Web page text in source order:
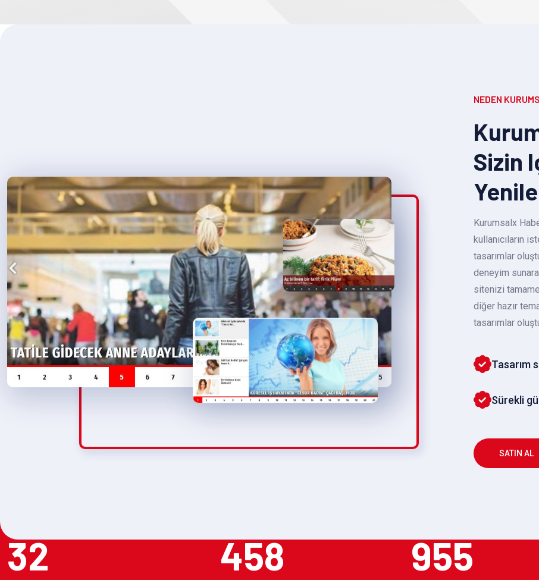
NEDEN
Sizin
Kurumsalx
kullanıcıların
tasarımlar
deneyim
sitenizi
diğer hazır
tasarımlar
Tasarım
Sürekli
SATIN AL
32 458 955